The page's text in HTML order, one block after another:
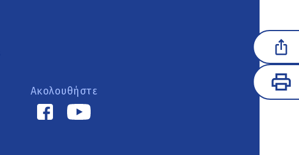
Ακολουθήστε